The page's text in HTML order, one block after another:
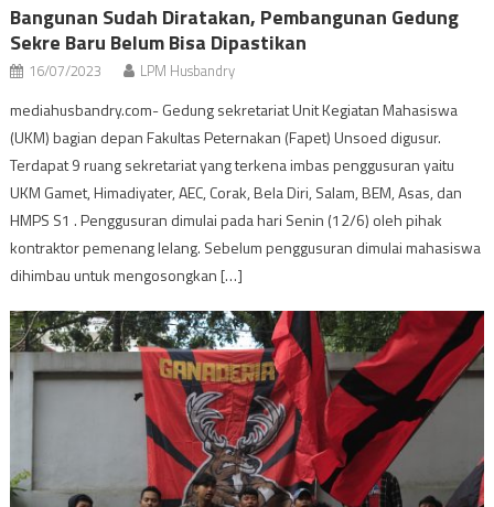
Bangunan Sudah Diratakan, Pembangunan Gedung
Sekre Baru Belum Bisa Dipastikan
16/07/2023 LPM Husbandry
mediahusbandry.com- Gedung sekretariat Unit Kegiatan Mahasiswa
(UKM) bagian depan Fakultas Peternakan (Fapet) Unsoed digusur.
Terdapat 9 ruang sekretariat yang terkena imbas penggusuran yaitu
UKM Gamet, Himadiyater, AEC, Corak, Bela Diri, Salam, BEM, Asas, dan
HMPS S1 . Penggusuran dimulai pada hari Senin (12/6) oleh pihak
kontraktor pemenang lelang. Sebelum penggusuran dimulai mahasiswa
dihimbau untuk mengosongkan […]